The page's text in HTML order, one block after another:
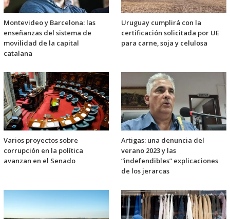
Montevideo y Barcelona: las
enseñanzas del sistema de
movilidad de la capital
catalana
Uruguay cumplirá con la
certificación solicitada por UE
para carne, soja y celulosa
Varios proyectos sobre
corrupción en la política
avanzan en el Senado
Artigas: una denuncia del
verano 2023 y las
“indefendibles” explicaciones
de los jerarcas